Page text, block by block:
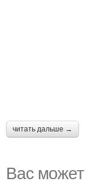
читать дальше →
Вас